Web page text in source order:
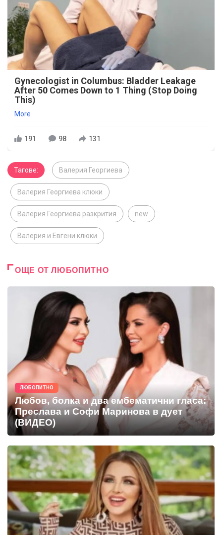
Gynecologist in Columbus: Bladder Leakage
After 50 Comes Down to 1 Thing (Stop Doing
This)
More
191 98 131
Тагове: Валерия Георгиева
Валерия Георгиева клюки
Валерия Георгиева разкрития new
Валерия и Евгени клюки
ОЩЕ ОТ ЛЮБОПИТНО
ЛЮБОПИТНО
Любов, болка и два ембематични гласа:
Преслава и Софи Маринова в дует
(ВИДЕО)